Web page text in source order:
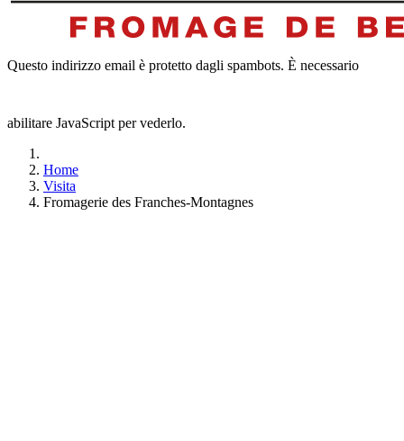
Questo indirizzo email è protetto dagli spambots. È necessario
abilitare JavaScript per vederlo.
Home
Visita
Fromagerie des Franches-Montagnes